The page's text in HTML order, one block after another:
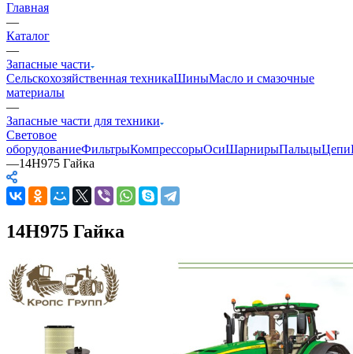
Главная
—
Каталог
—
Запасные части
Сельскохозяйственная техникаШиныМасло и смазочные
материалы
—
Запасные части для техники
Световое
оборудованиеФильтрыКомпрессорыОсиШарнирыПальцыЦепи
—14H975 Гайка
14H975 Гайка